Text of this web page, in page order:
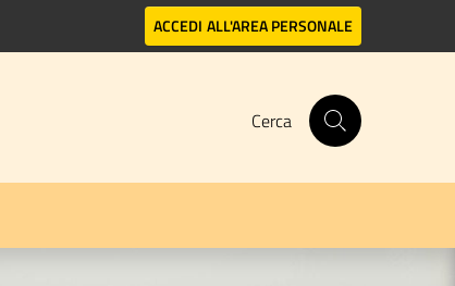
ACCEDI ALL'AREA PERSONALE
Cerca